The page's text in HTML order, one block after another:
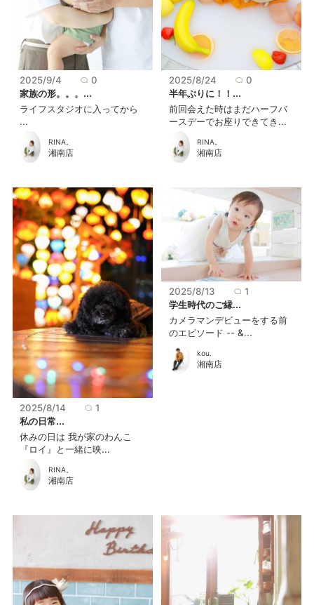
2025/9/4
0
家族の形。。。...
ライフスタジオに入ってから
...
RINA。
湘南店
2025/8/24
0
半年ぶりに！！...
前回会えた時はまだハーフバ
ースデーでお座りできてき...
RINA。
湘南店
2025/8/14
1
私の日常...
休みの日は 我が家のわんこ
『ロイ』と一緒に映...
RINA。
湘南店
2025/8/13
1
学生時代のご縁...
カメラマンデビューをする前
のエピソード -- &...
kou.
湘南店